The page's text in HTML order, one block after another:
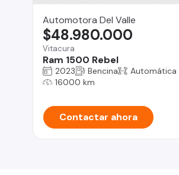
Automotora Del Valle
Vitacura
Ram 1500 Rebel
$48.980.000
2023 Bencina
Automática
16000 km
Contactar ahora